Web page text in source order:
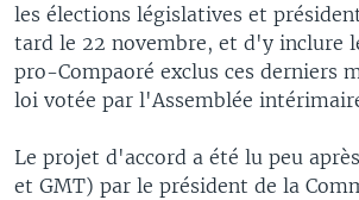
les élections législatives et
tard le 22 novembre, et d'y inclure
pro-Compaoré exclus ces derniers
loi votée par l'Assemblée
Le projet d'accord a été lu peu
et GMT) par le président de la